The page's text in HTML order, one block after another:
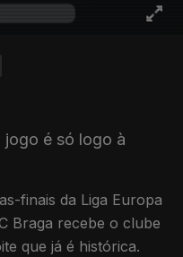
jogo é só logo à
finais da Liga Europa
Braga recebe o clube
que já é histórica.